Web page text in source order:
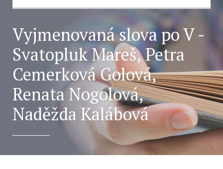
Vyjmenovaná slova po V -
Svatopluk Mareš, Petra
Cemerková Golová,
Renata Nogolová,
Naděžda Kalábová